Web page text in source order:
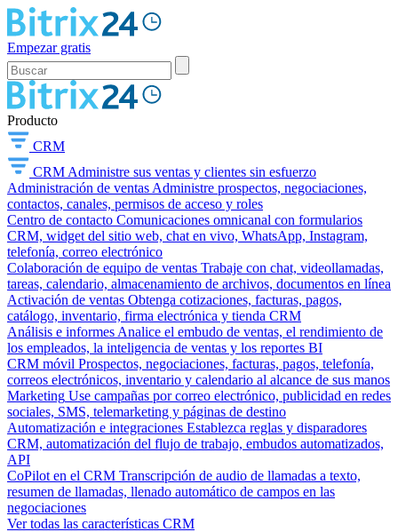
Empezar gratis
Producto
CRM
CRM Administre sus ventas y clientes sin esfuerzo
Administración de ventas Administre prospectos, negociaciones,
contactos, canales, permisos de acceso y roles
Centro de contacto Comunicaciones omnicanal con formularios
CRM, widget del sitio web, chat en vivo, WhatsApp, Instagram,
telefonía, correo electrónico
Colaboración de equipo de ventas Trabaje con chat, videollamadas,
tareas, calendario, almacenamiento de archivos, documentos en línea
Activación de ventas Obtenga cotizaciones, facturas, pagos,
catálogo, inventario, firma electrónica y tienda CRM
Análisis e informes Analice el embudo de ventas, el rendimiento de
los empleados, la inteligencia de ventas y los reportes BI
CRM móvil Prospectos, negociaciones, facturas, pagos, telefonía,
correos electrónicos, inventario y calendario al alcance de sus manos
Marketing Use campañas por correo electrónico, publicidad en redes
sociales, SMS, telemarketing y páginas de destino
Automatización e integraciones Establezca reglas y disparadores
CRM, automatización del flujo de trabajo, embudos automatizados,
API
CoPilot en el CRM Transcripción de audio de llamadas a texto,
resumen de llamadas, llenado automático de campos en las
negociaciones
Ver todas las características CRM